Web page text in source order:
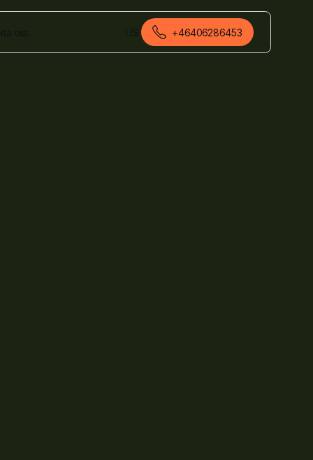
svenska (Sverige)
+46406286453